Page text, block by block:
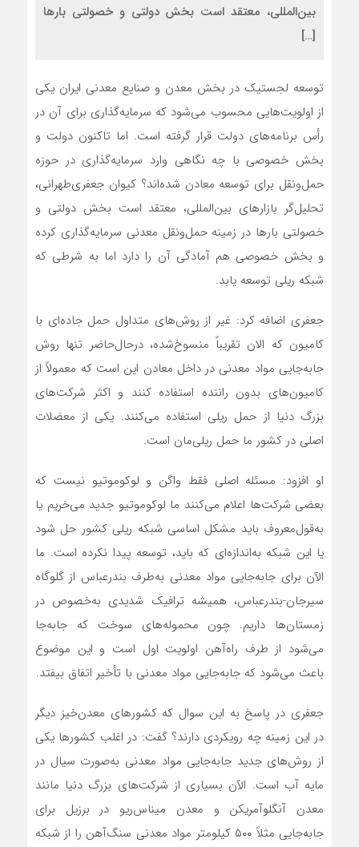
بین‌المللی، معتقد است بخش دولتی و خصولتی بارها
[…]
توسعه لجستیک در بخش معدن و صنایع معدنی ایران یکی
از اولویت‌هایی محسوب می‌شود که سرمایه‌گذاری برای آن در
رأس برنامه‌های دولت قرار گرفته است. اما تاکنون دولت و
بخش خصوصی با چه نگاهی وارد سرمایه‌گذاری در حوزه
حمل‌ونقل برای توسعه معادن شده‌اند؟ کیوان جعفری‌طهرانی،
تحلیل‌گر بازارهای بین‌المللی، معتقد است بخش دولتی و
خصولتی بارها در زمینه حمل‌ونقل معدنی سرمایه‌گذاری کرده
و بخش خصوصی هم آمادگی آن را دارد اما به شرطی که
شبکه ریلی توسعه یابد.
جعفری اضافه کرد: غیر از روش‌های متداول حمل جاده‌ای با
کامیون که الان تقریباً منسوخ‌شده، درحال‌حاضر تنها روش
جابه‌جایی مواد معدنی در داخل معادن این است که معمولاً از
کامیون‌های بدون راننده استفاده کنند و اکثر شرکت‌های
بزرگ دنیا از حمل ریلی استفاده می‌کنند. یکی از معضلات
اصلی در کشور ما حمل ریلی‌مان است.
او افزود: مسئله اصلی فقط واگن و لوکوموتیو نیست که
بعضی شرکت‌ها اعلام می‌کنند ما لوکوموتیو جدید می‌خریم یا
به‌قول‌معروف باید مشکل اساسی شبکه ریلی کشور حل شود
یا این شبکه به‌اندازه‌ای که باید، توسعه پیدا نکرده است. ما
الآن برای جابه‌جایی مواد معدنی به‌طرف بندرعباس از گلوگاه
سیرجان-بندرعباس، همیشه ترافیک شدیدی به‌خصوص در
زمستان‌ها داریم. چون محموله‌های سوخت که جابه‌جا
می‌شود از طرف راه‌آهن اولویت اول است و این موضوع
باعث می‌شود که جابه‌جایی مواد معدنی با تأخیر اتفاق بیفتد.
جعفری در پاسخ به این سوال که کشورهای معدن‌خیز دیگر
در این زمینه چه رویکردی دارند؟ گفت: در اغلب کشورها یکی
از روش‌های جدید جابه‌جایی مواد معدنی به‌صورت سیال در
مایه آب است. الآن بسیاری از شرکت‌های بزرگ دنیا مانند
معدن آنگلوآمریکن و معدن میناس‌ریو در برزیل برای
جابه‌جایی مثلاً ۵۰۰ کیلومتر مواد معدنی سنگ‌آهن را از شبکه